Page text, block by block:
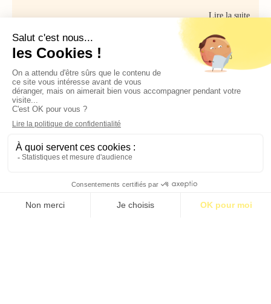
Lire la suite
Contact Qui sommes-nous ?
2026 © BASTILLE MEDIA |Mentions légales |Politique de confidentialité
S’abonner pour 1€ S’abonner